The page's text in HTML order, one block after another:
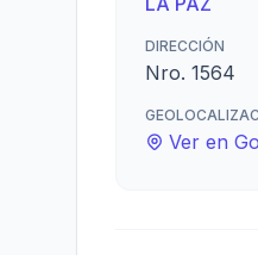
DIRECCIÓN
Nro. 1564
Ver en